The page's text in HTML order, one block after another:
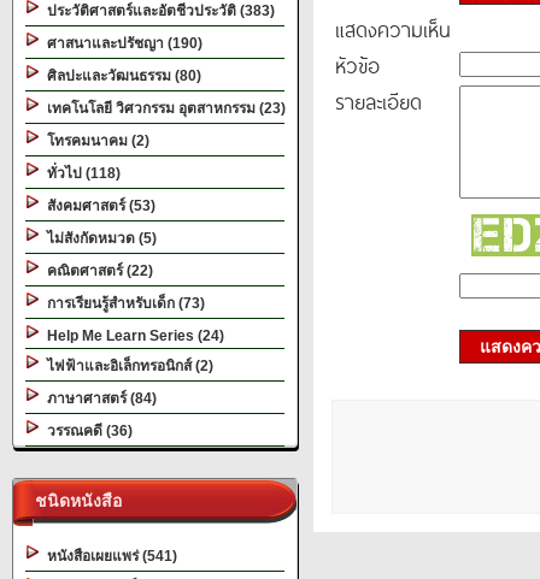
ประวัติศาสตร์และอัตชีวประวัติ (383)
ศาสนาและปรัชญา (190)
ศิลปะและวัฒนธรรม (80)
เทคโนโลยี วิศวกรรม อุตสาหกรรม (23)
โทรคมนาคม (2)
ทั่วไป (118)
สังคมศาสตร์ (53)
ไม่สังกัดหมวด (5)
คณิตศาสตร์ (22)
การเรียนรู้สำหรับเด็ก (73)
Help Me Learn Series (24)
ไฟฟ้าและอิเล็กทรอนิกส์ (2)
ภาษาศาสตร์ (84)
วรรณคดี (36)
ชนิดหนังสือ
หนังสือเผยแพร่ (541)
แสดงความเห็น
หัวข้อ
รายละเอียด
แสดงค